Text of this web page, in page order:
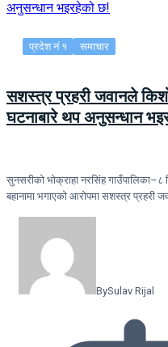
प्रदेश नं १ समाचार
सशस्त्र प्रहरी जवानले
घटनाबारे थप अनुसन्धान
सुनसरीको भोक्राहा नरसिंह गाउँपालिका–८
बहानामा भगाएको आरोपमा सशस्त्र प्रहरी
BySulav Rijal